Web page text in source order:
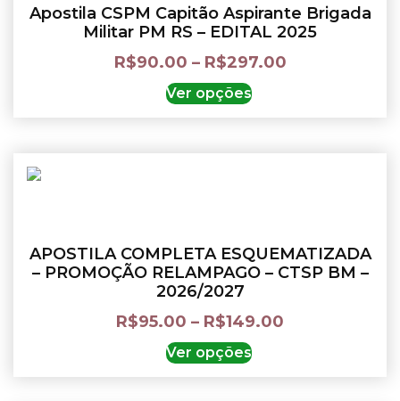
Apostila CSPM Capitão Aspirante Brigada
Militar PM RS – EDITAL 2025
R$90.00 – R$297.00
Ver opções
APOSTILA COMPLETA ESQUEMATIZADA
– PROMOÇÃO RELAMPAGO – CTSP BM –
2026/2027
R$95.00 – R$149.00
Ver opções